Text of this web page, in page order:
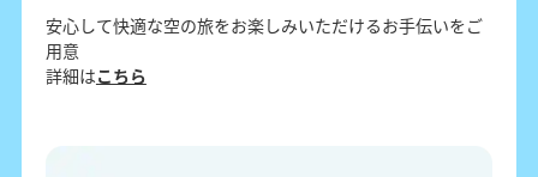
安心して快適な空の旅をお楽しみいただけるお手伝いをご
用意
詳細はこちら